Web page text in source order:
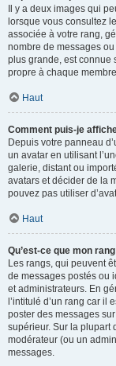
Il y a deux images qui
lorsque vous consultez
associée à votre rang,
nombre de messages
plus grande, est connue
propre à chaque
Haut
Comment puis-je
Depuis votre panneau
un avatar en utilisant
galerie, distant ou
avatars et décider de la
pouvez pas utiliser
Haut
Qu’est-ce que mon
Les rangs, qui peuvent
de messages postés ou
et administrateurs. En
l’intitulé d’un rang car il
poster des messages
supérieur. Sur la plupart
modérateur (ou un
messages.